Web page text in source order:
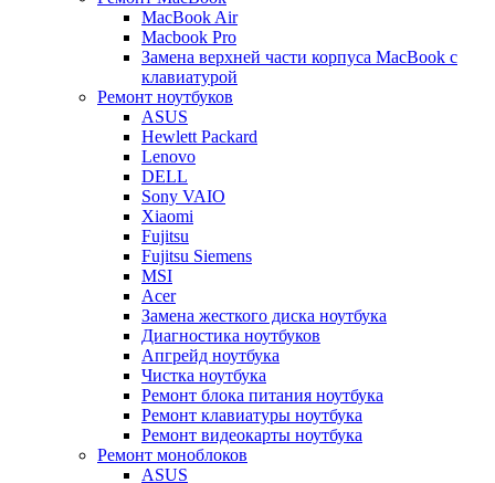
MacBook Air
Macbook Pro
Замена верхней части корпуса MacBook с
клавиатурой
Ремонт ноутбуков
ASUS
Hewlett Packard
Lenovo
DELL
Sony VAIO
Xiaomi
Fujitsu
Fujitsu Siemens
MSI
Acer
Замена жесткого диска ноутбука
Диагностика ноутбуков
Апгрейд ноутбука
Чистка ноутбука
Ремонт блока питания ноутбука
Ремонт клавиатуры ноутбука
Ремонт видеокарты ноутбука
Ремонт моноблоков
ASUS